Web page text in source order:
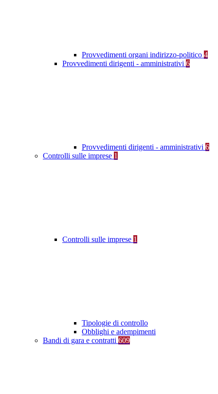
Provvedimenti organi indirizzo-politico 4
Provvedimenti dirigenti - amministrativi 6
Provvedimenti dirigenti - amministrativi 6
Controlli sulle imprese 1
Controlli sulle imprese 1
Tipologie di controllo
Obblighi e adempimenti
Bandi di gara e contratti 609